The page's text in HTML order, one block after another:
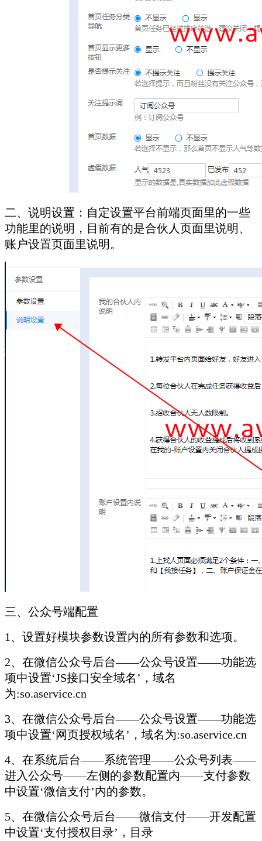
二、 说明设置：自定设置平台前端页面里的一些
功能里的说明，目前有的是合伙人页面里说明、
账户设置页面里说明。
三、公众号端配置
1、设置好模块参数设置内的所有参数和选项。
2、在微信公众号后台——公众号设置——功能选
项中设置‘JS接口安全域名’，域名
为:so.aservice.cn
3、在微信公众号后台——公众号设置——功能选
项中设置‘网页授权域名’，域名为:so.aservice.cn
4、在系统后台——系统管理——公众号列表——
进入公众号——左侧的参数配置内——支付参数
中设置‘微信支付’内的参数。
5、在微信公众号后台——微信支付——开发配置
中设置‘支付授权目录’，目录